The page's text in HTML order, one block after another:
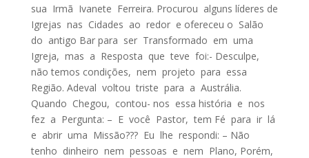
sua Irmã Ivanete Ferreira. Procurou alguns líderes de
Igrejas nas Cidades ao redor e ofereceu o Salão
do antigo Bar para ser Transformado em uma
Igreja, mas a Resposta que teve foi:- Desculpe,
não temos condições, nem projeto para essa
Região. Adeval voltou triste para a Austrália.
Quando Chegou, contou- nos essa história e nos
fez a Pergunta: – E você Pastor, tem Fé para ir lá
e abrir uma Missão??? Eu lhe respondi: – Não
tenho dinheiro nem pessoas e nem Plano, Porém,